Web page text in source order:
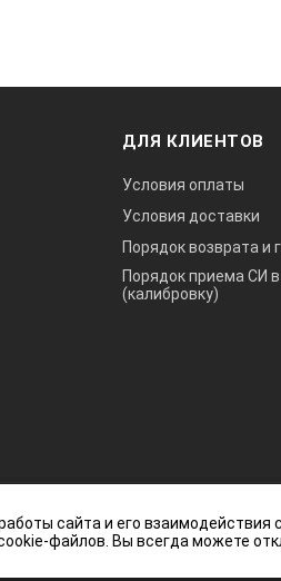
ДЛЯ КЛИЕНТОВ
Условия оплаты
Условия доставки
Порядок возврата и
Порядок приема СИ
(калибровку)
Ваше внимание на то, что
и ни при каких условиях не
(2) Гражданского кодекса Российской
сайта и его
файлов. Вы всегда можете